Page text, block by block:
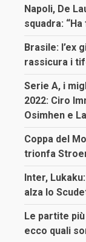
Napoli, De
squadra:
Brasile: l’ex
rassicura i
Serie A, i
2022: Ciro
Osimhen e
Coppa del
trionfa
Inter,
alza lo
Le partite
ecco quali